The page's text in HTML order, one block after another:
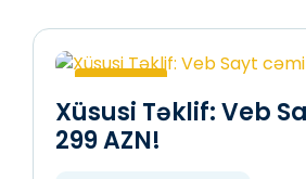
Veb sayt
Xüsusi Təklif: Veb
299 AZN!